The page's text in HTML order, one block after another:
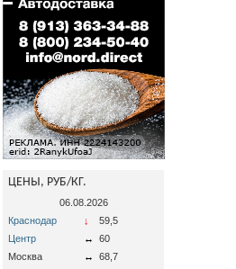
ЦЕНЫ, РУБ/КГ.
06.08.2026
Краснодар
↓
59,5
Центр
↔
60
Москва
↔ 68,7